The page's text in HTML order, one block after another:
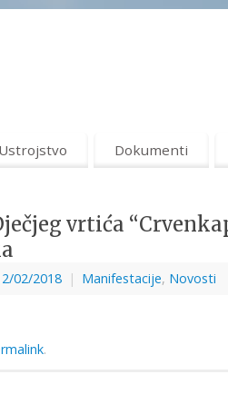
Ustrojstvo Dokumenti
vrtića
02/2018 | Manifestacije, Novosti
.